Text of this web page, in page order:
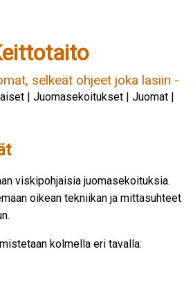
selkeät ohjeet joka lasiin -
| Juomasekoitukset | Juomat |
viskipohjaisia juomasekoituksia.
oikean tekniikan ja mittasuhteet
kolmella eri tavalla: